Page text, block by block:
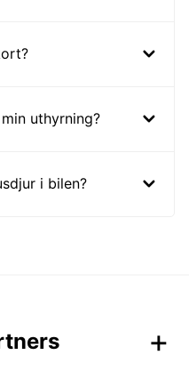
uthyrning?
i bilen?